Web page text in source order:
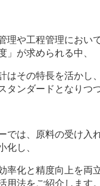
理や工程管理におい
」が求められる中、
はその特長を活かし
タンダードとなりつ
では、原料の受け入
化し、
率化と精度向上を両
用法をご紹介します。